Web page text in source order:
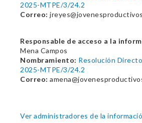
2025-MTPE/3/24.2
Correo:
Responsable de acceso a la
Mena Campos
Nombramiento: Resolución
2025-MTPE/3/24.2
Correo:
Ver administradores de la